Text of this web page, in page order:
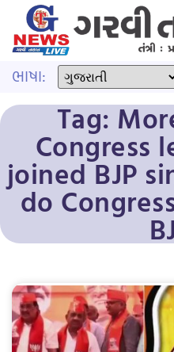
ભાષા:
Tag:
Congress
joined BJP
do